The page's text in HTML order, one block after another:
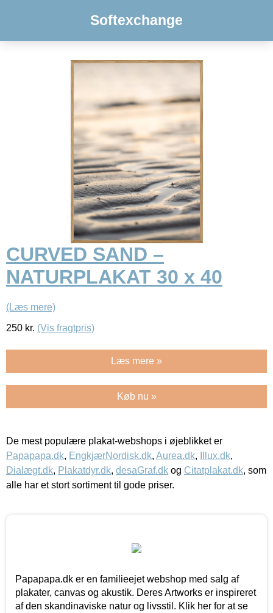
Softexchange
CURVED SAND –
NATURPLAKAT 30 x 40
(Læs mere)
250 kr. (Vis fragtpris)
Læs mere »
Køb nu »
De mest populære plakat-webshops i øjeblikket er
Papapapa.dk, EngkjærNordisk.dk, Aurea.dk, Illux.dk,
Dialægt.dk, Plakatdyr.dk, desaGraf.dk og Citatplakat.dk, som
alle har et stort sortiment til gode priser.
Papapapa.dk er en familieejet webshop med salg af
plakater, canvas og akustik. Deres Artworks er inspireret
af den skandinaviske natur og livsstil. Klik her for at se